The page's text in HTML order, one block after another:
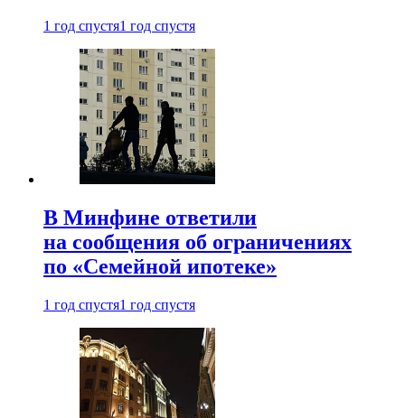
1 год спустя1 год спустя
В Минфине ответили
на сообщения об ограничениях
по «Семейной ипотеке»
1 год спустя1 год спустя